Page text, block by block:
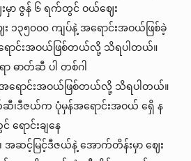
မှာ ဇွန် ၆ ရက်တွင် ဝယ်ဈေး
း ၁၃၅၀ဝ၀ ကျပ်နဲ့ အရောင်းအဝယ်ဖြစ်ခဲ့
ောင်းအဝယ်ဖြစ်တယ်လို့ သိရပါတယ်။
ဓာတ်ဆီ ပါ တစ်ဂါ
အရောင်းအဝယ်ဖြစ်တယ်လို့ သိရပါတယ်။
ဆီ၊ဒီဇယ်က ပုံမှန်အရောင်းအဝယ် ရှေိ န
ရောင်းချနေ
အဆင့်မြင့်ဒီဇယ်နဲ့ အောက်တိန်းမှာ ဈေး